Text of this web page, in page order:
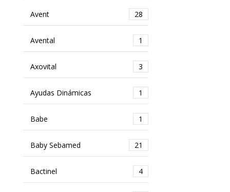
Avent 28
Avental 1
Axovital 3
Ayudas Dinámicas 1
Babe 1
Baby Sebamed 21
Bactinel 4